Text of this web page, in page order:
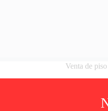
Venta de